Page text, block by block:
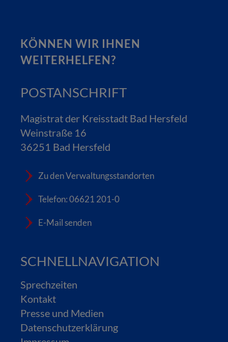
KÖNNEN WIR IHNEN
WEITERHELFEN?
POSTANSCHRIFT
Magistrat der Kreisstadt Bad Hersfeld
Weinstraße 16
36251 Bad Hersfeld
Zu den Verwaltungsstandorten
Telefon: 06621 201-0
E-Mail senden
SCHNELLNAVIGATION
Sprechzeiten
Kontakt
Presse und Medien
Datenschutzerklärung